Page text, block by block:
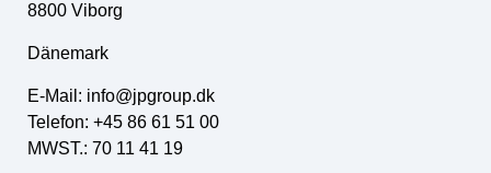
8800 Viborg
Dänemark
E-Mail: info@jpgroup.dk
Telefon: +45 86 61 51 00
MWST.: 70 11 41 19